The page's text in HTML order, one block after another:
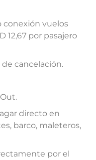
conexión vuelos
12,67 por pasajero
cancelación.
directo en
barco, maleteros,
por el